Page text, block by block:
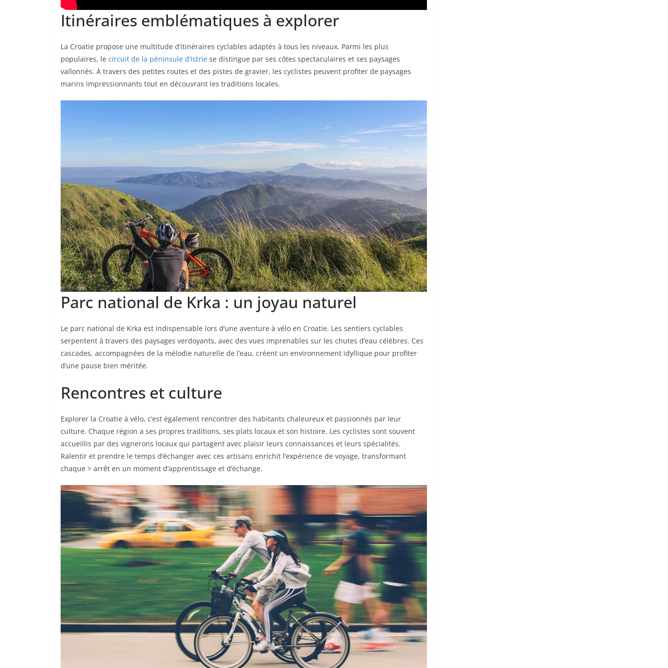
Itinéraires emblématiques à explorer
La Croatie propose une multitude d’itinéraires cyclables adaptés à tous les niveaux. Parmi les plus
populaires, le circuit de la péninsule d’Istrie se distingue par ses côtes spectaculaires et ses paysages
vallonnés. À travers des petites routes et des pistes de gravier, les cyclistes peuvent profiter de paysages
marins impressionnants tout en découvrant les traditions locales.
Parc national de Krka : un joyau naturel
Le parc national de Krka est indispensable lors d’une aventure à vélo en Croatie. Les sentiers cyclables
serpentent à travers des paysages verdoyants, avec des vues imprenables sur les chutes d’eau célèbres. Ces
cascades, accompagnées de la mélodie naturelle de l’eau, créent un environnement idyllique pour profiter
d’une pause bien méritée.
Rencontres et culture
Explorer la Croatie à vélo, c’est également rencontrer des habitants chaleureux et passionnés par leur
culture. Chaque région a ses propres traditions, ses plats locaux et son histoire. Les cyclistes sont souvent
accueillis par des vignerons locaux qui partagent avec plaisir leurs connaissances et leurs spécialités.
Ralentir et prendre le temps d’échanger avec ces artisans enrichit l’expérience de voyage, transformant
chaque > arrêt en un moment d’apprentissage et d’échange.